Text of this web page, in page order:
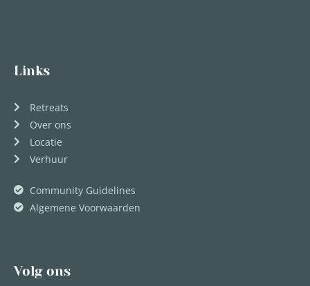
Links
Retreats
Over ons
Locatie
Verhuur
Community Guidelines
Algemene Voorwaarden
Volg ons